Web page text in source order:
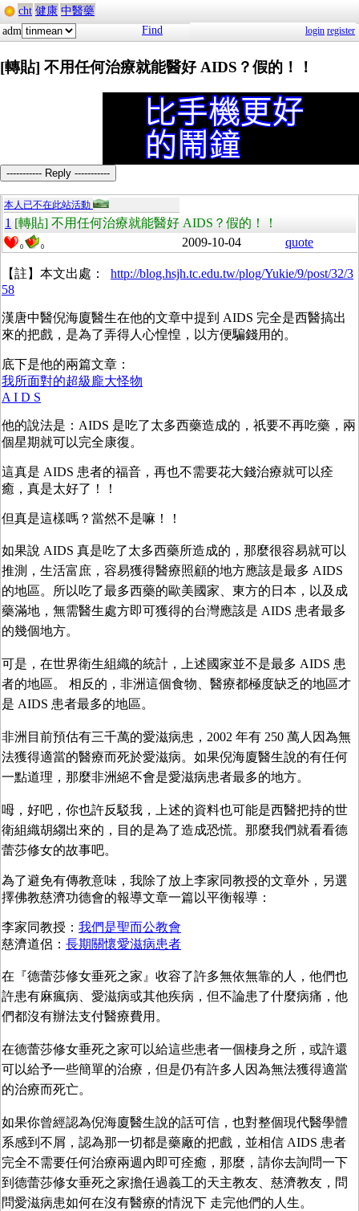
cht 健康 中醫藥
adm
Find login register
[轉貼] 不用任何治療就能醫好 AIDS？假的！！
----------- Reply -----------
本人已不在此站活動
1 [轉貼] 不用任何治療就能醫好 AIDS？假的！！
0 0 2009-10-04 quote
【註】本文出處： http://blog.hsjh.tc.edu.tw/plog/Yukie/9/post/32/3
58
漢唐中醫倪海廈醫生在他的文章中提到 AIDS 完全是西醫搞出
來的把戲，是為了弄得人心惶惶，以方便騙錢用的。
底下是他的兩篇文章：
我所面對的超級龐大怪物
A I D S
他的說法是：AIDS 是吃了太多西藥造成的，祇要不再吃藥，兩
個星期就可以完全康復。
這真是 AIDS 患者的福音，再也不需要花大錢治療就可以痊
癒，真是太好了！！
但真是這樣嗎？當然不是嘛！！
如果說 AIDS 真是吃了太多西藥所造成的，那麼很容易就可以
推測，生活富庶，容易獲得醫療照顧的地方應該是最多 AIDS
的地區。所以吃了最多西藥的歐美國家、東方的日本，以及成
藥滿地，無需醫生處方即可獲得的台灣應該是 AIDS 患者最多
的幾個地方。
可是，在世界衛生組織的統計，上述國家並不是最多 AIDS 患
者的地區。 相反的，非洲這個食物、醫療都極度缺乏的地區才
是 AIDS 患者最多的地區。
非洲目前預估有三千萬的愛滋病患，2002 年有 250 萬人因為無
法獲得適當的醫療而死於愛滋病。如果倪海廈醫生說的有任何
一點道理，那麼非洲絕不會是愛滋病患者最多的地方。
呣，好吧，你也許反駁我，上述的資料也可能是西醫把持的世
衛組織胡縐出來的，目的是為了造成恐慌。那麼我們就看看德
蕾莎修女的故事吧。
為了避免有傳教意味，我除了放上李家同教授的文章外，另選
擇佛教慈濟功德會的報導文章一篇以平衡報導：
李家同教授： 我們是聖而公教會
慈濟道侶： 長期關懷愛滋病患者
在『德蕾莎修女垂死之家』收容了許多無依無靠的人，他們也
許患有麻瘋病、愛滋病或其他疾病，但不論患了什麼病痛，他
們都沒有辦法支付醫療費用。
在德蕾莎修女垂死之家可以給這些患者一個棲身之所，或許還
可以給予一些簡單的治療，但是仍有許多人因為無法獲得適當
的治療而死亡。
如果你曾經認為倪海廈醫生說的話可信，也對整個現代醫學體
系感到不屑，認為那一切都是藥廠的把戲，並相信 AIDS 患者
完全不需要任何治療兩週內即可痊癒，那麼，請你去詢問一下
到德蕾莎修女垂死之家擔任過義工的天主教友、慈濟教友，問
問愛滋病患如何在沒有醫療的情況下 走完他們的人生。